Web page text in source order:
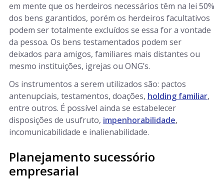
em mente que os herdeiros necessários têm na lei 50%
dos bens garantidos, porém os herdeiros facultativos
podem ser totalmente excluídos se essa for a vontade
da pessoa. Os bens testamentados podem ser
deixados para amigos, familiares mais distantes ou
mesmo instituições, igrejas ou ONG’s.
Os instrumentos a serem utilizados são: pactos
antenupciais, testamentos, doações, holding familiar,
entre outros. É possível ainda se estabelecer
disposições de usufruto, impenhorabilidade,
incomunicabilidade e inalienabilidade.
Planejamento sucessório
empresarial